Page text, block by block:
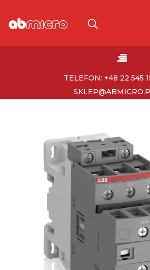
Toggle
☰
TELEFON: +48 22 545